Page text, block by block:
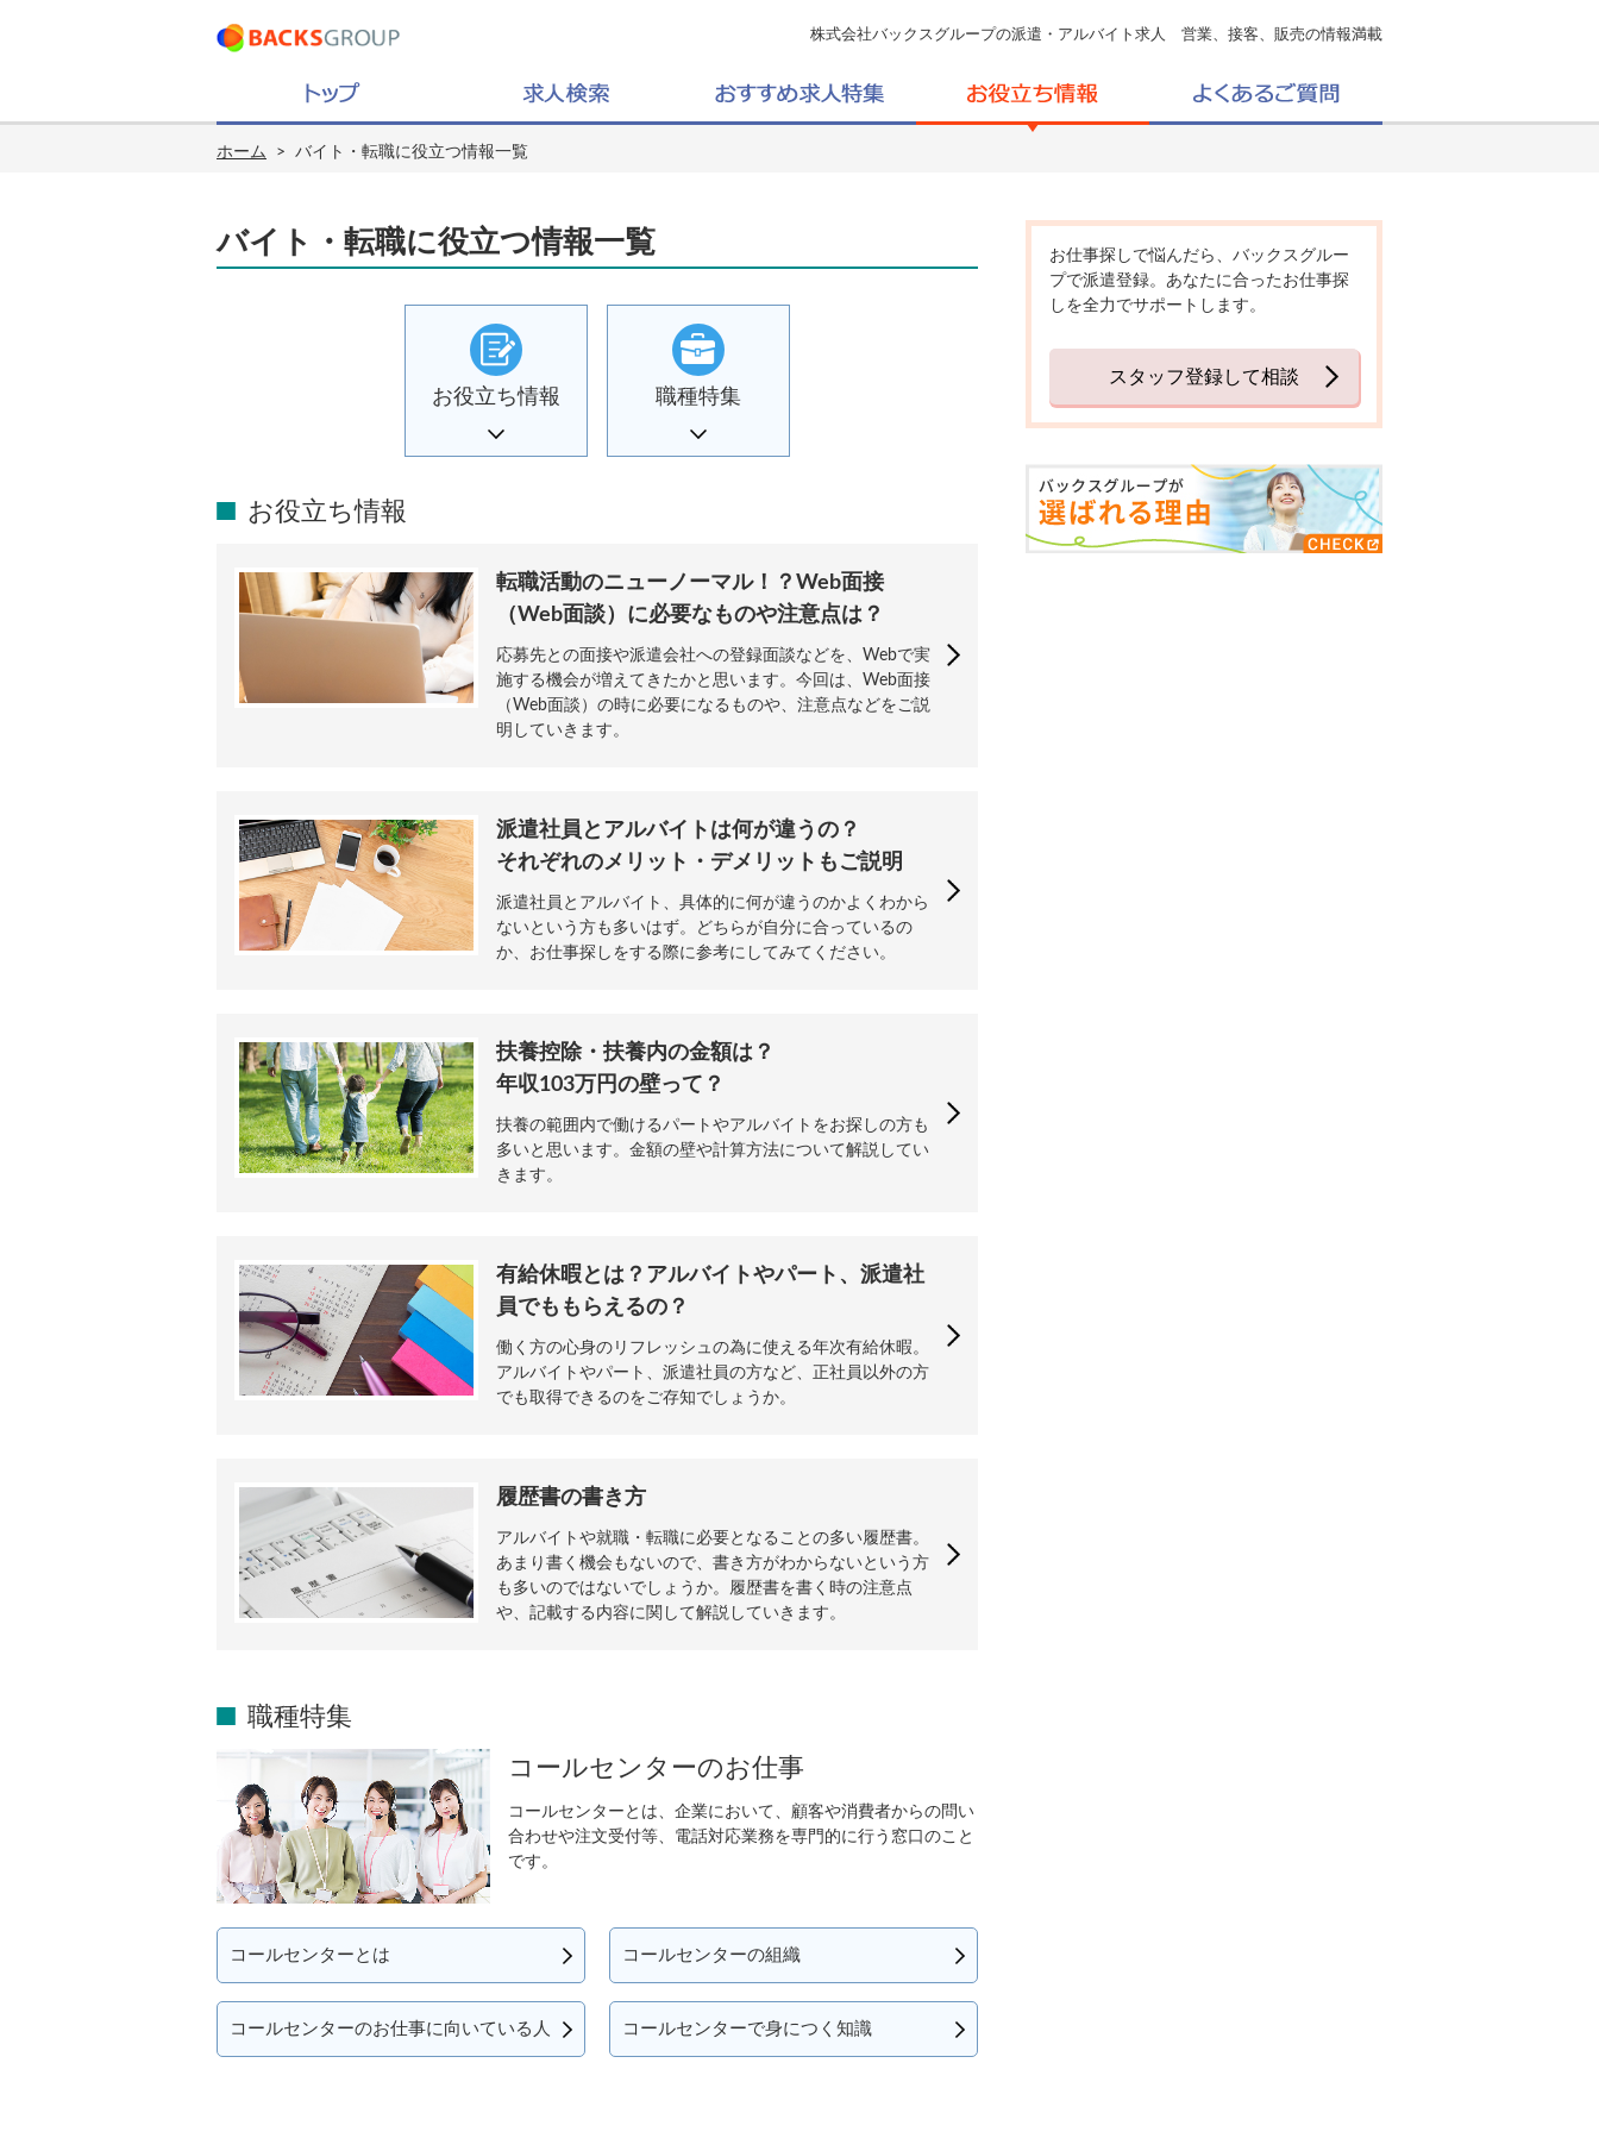
株式会社バックスグループの派遣・アルバイト求人 営業、接客、販売の情報満載
ホーム > バイト・転職に役立つ情報一覧
バイト・転職に役立つ情報一覧
お役立ち情報 職種特集
お役立ち情報
転職活動のニューノーマル！？Web面接
（Web面談）に必要なものや注意点は？
応募先との面接や派遣会社への登録面談などを、Webで実
施する機会が増えてきたかと思います。今回は、Web面接
（Web面談）の時に必要になるものや、注意点などをご説
明していきます。
派遣社員とアルバイトは何が違うの？
それぞれのメリット・デメリットもご説明
派遣社員とアルバイト、具体的に何が違うのかよくわから
ないという方も多いはず。どちらが自分に合っているの
か、お仕事探しをする際に参考にしてみてください。
扶養控除・扶養内の金額は？
年収103万円の壁って？
扶養の範囲内で働けるパートやアルバイトをお探しの方も
多いと思います。金額の壁や計算方法について解説してい
きます。
有給休暇とは？アルバイトやパート、派遣社
員でももらえるの？
働く方の心身のリフレッシュの為に使える年次有給休暇。
アルバイトやパート、派遣社員の方など、正社員以外の方
でも取得できるのをご存知でしょうか。
履歴書の書き方
アルバイトや就職・転職に必要となることの多い履歴書。
あまり書く機会もないので、書き方がわからないという方
も多いのではないでしょうか。履歴書を書く時の注意点
や、記載する内容に関して解説していきます。
職種特集
コールセンターのお仕事
コールセンターとは、企業において、顧客や消費者からの問い
合わせや注文受付等、電話対応業務を専門的に行う窓口のこと
です。
コールセンターとは コールセンターの組織
コールセンターのお仕事に向いている人 コールセンターで身につく知識
お仕事探しで悩んだら、バックスグルー
プで派遣登録。あなたに合ったお仕事探
しを全力でサポートします。
スタッフ登録して相談